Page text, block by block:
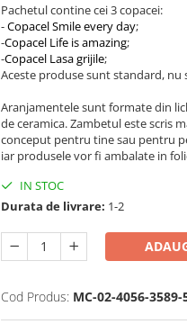
Pachetul contine cei 3 copacei:
-Copacel Smile every day;
-Copacel Life is amazing;
-Copacel Lasa grijile;
Aceste produse sunt standard, nu
Aranjamentele sunt formate din
de ceramica. Zambetul este scris
conceput pentru tine sau pentru
iar produsele vor fi ambalate in
IN STOC
Durata de livrare: 1-2
Cod Produs: MC-02-4056-